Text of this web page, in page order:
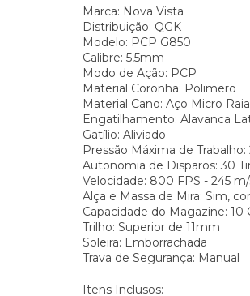
Marca: Nova Vista
Distribuição: QGK
Modelo: PCP G850
Calibre: 5,5mm
Modo de Ação: PCP
Material Coronha: Polimero
Material Cano: Aço Micro
Engatilhamento: Alavanca
Gatílio: Aliviado
Pressão Máxima de
Autonomia de Disparos: 30
Velocidade: 800 FPS - 245
Alça e Massa de Mira: Sim,
Capacidade do Magazine: 10
Trilho: Superior de 11mm
Soleira: Emborrachada
Trava de Segurança: Manual
Itens Inclusos: